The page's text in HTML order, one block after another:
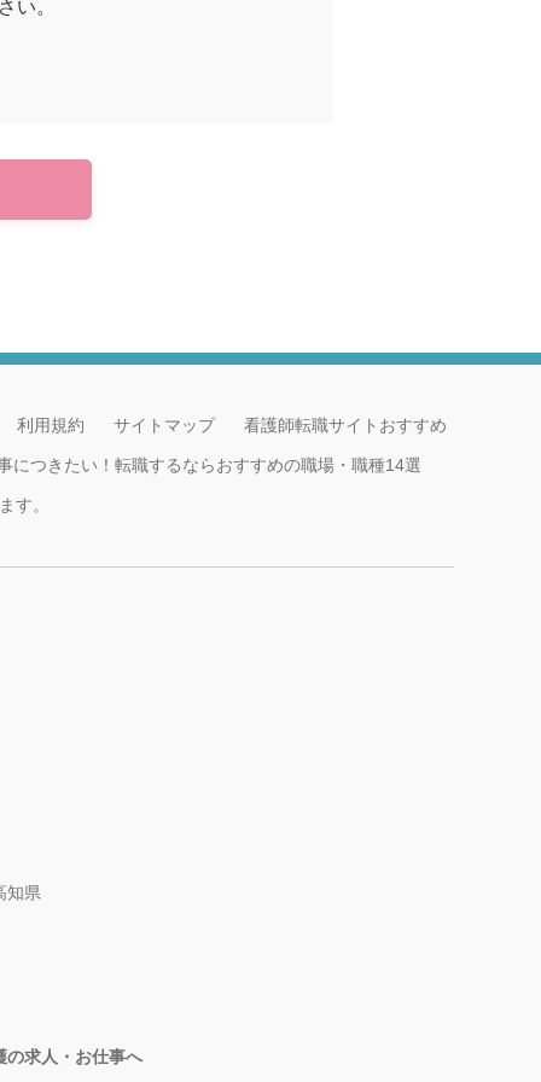
い。
利用規約 サイトマップ 看護師転職サイトおすすめ
につきたい！転職するならおすすめの職場・職種14選
す。
知県
の求人・お仕事へ